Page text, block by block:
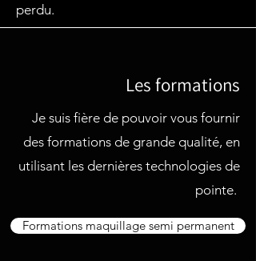
perdu.
Les formations
Je suis fière de pouvoir vous fournir
des formations de grande qualité, en
utilisant les dernières technologies de
pointe.
Formations maquillage semi permanent